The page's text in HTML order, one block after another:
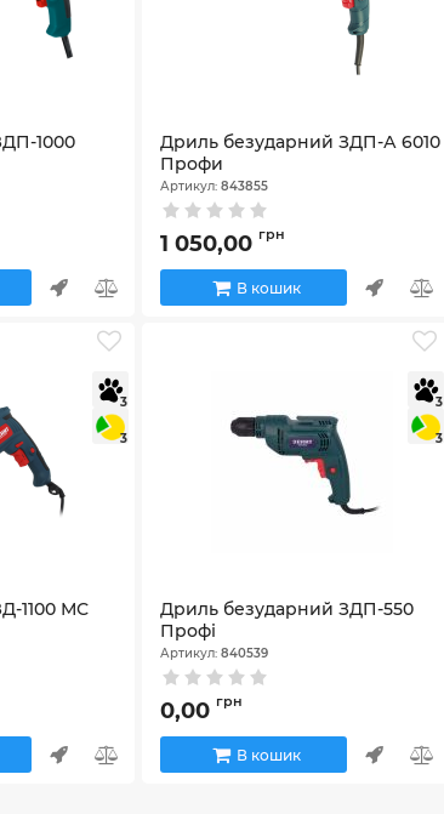
1000
Дриль безударний ЗДП-А 6010
Профи
Артикул:843855
1 050,00 грн
В кошик
3
3
1100 МС
3
3
Дриль безударний ЗДП-550
Профі
Артикул:840539
0,00 грн
В кошик